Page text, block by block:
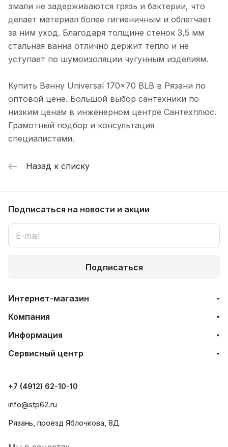
эмали не задерживаются грязь и бактерии, что
делает материал более гигиеничным и облегчает
за ним уход. Благодаря толщине стенок 3,5 мм
стальная ванна отлично держит тепло и не
уступает по шумоизоляции чугунным изделиям.
Купить Ванну Universal 170x70 BLB в Рязани по
оптовой цене. Большой выбор сантехники по
низким ценам в инженерном центре Сантехплюс.
Грамотный подбор и консультация
специалистами.
Назад к списку
Подписаться на новости и акции
Подписаться
Интернет-магазин
Компания
Информация
Сервисный центр
+7 (4912) 62-10-10
info@stp62.ru
Рязань, проезд Яблочкова, 8Д